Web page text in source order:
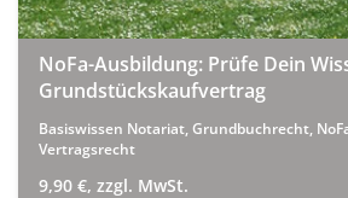
NoFa-Ausbildung: Prüfe Dein
Grundstückskaufvertrag
Basiswissen Notariat, Grundbuchrecht,
Vertragsrecht
9,90 €, zzgl. MwSt.